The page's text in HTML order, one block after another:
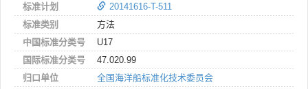
标准计划
20141616-T-511
标准类别
方法
中国标准分类号
U17
国际标准分类号
47.020.99
归口单位
全国海洋船标准化技术委员会